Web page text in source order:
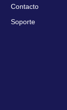
Contacto
Soporte